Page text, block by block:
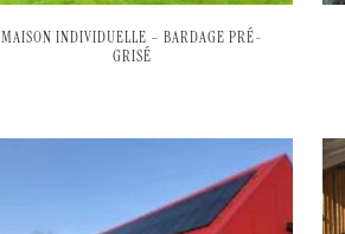
MAISON INDIVIDUELLE – BARDAGE PRÉ-
GRISÉ